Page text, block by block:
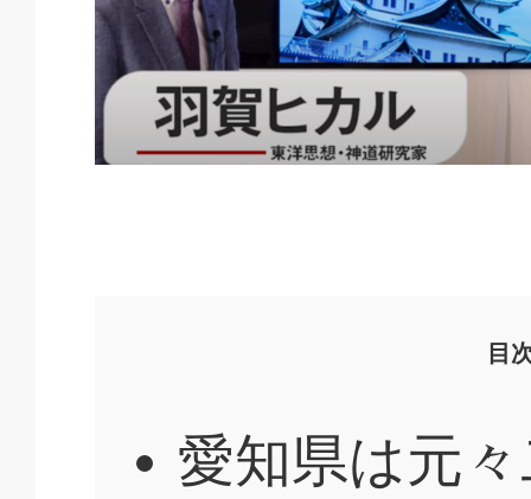
目
愛知県は元